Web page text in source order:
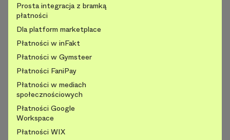
Prosta integracja z bramką
płatności
Dla platform marketplace
Płatności w inFakt
Płatności w Gymsteer
Płatności FaniPay
Płatności w mediach
społecznościowych
Płatności Google
Workspace
Płatności WIX